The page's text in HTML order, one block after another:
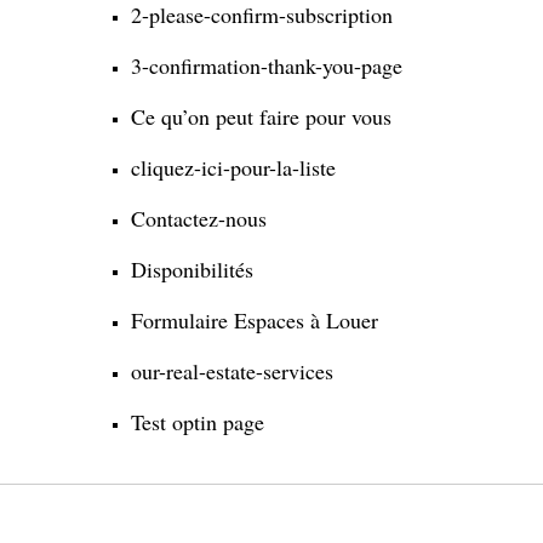
2-please-confirm-subscription
3-confirmation-thank-you-page
Ce qu’on peut faire pour vous
cliquez-ici-pour-la-liste
Contactez-nous
Disponibilités
Formulaire Espaces à Louer
our-real-estate-services
Test optin page